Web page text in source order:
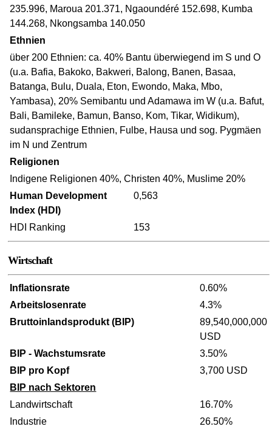
235.996, Maroua 201.371, Ngaoundéré 152.698, Kumba
144.268, Nkongsamba 140.050
Ethnien
über 200 Ethnien: ca. 40% Bantu überwiegend im S und O
(u.a. Bafia, Bakoko, Bakweri, Balong, Banen, Basaa,
Batanga, Bulu, Duala, Eton, Ewondo, Maka, Mbo,
Yambasa), 20% Semibantu und Adamawa im W (u.a. Bafut,
Bali, Bamileke, Bamun, Banso, Kom, Tikar, Widikum),
sudansprachige Ethnien, Fulbe, Hausa und sog. Pygmäen
im N und Zentrum
Religionen
Indigene Religionen 40%, Christen 40%, Muslime 20%
Human Development
Index (HDI)
0,563
HDI Ranking 153
Wirtschaft
Inflationsrate
0.60%
Arbeitslosenrate
4.3%
Bruttoinlandsprodukt (BIP)
89,540,000,000
USD
BIP - Wachstumsrate
3.50%
BIP pro Kopf
3,700 USD
BIP nach Sektoren
Landwirtschaft
16.70%
Industrie
26.50%